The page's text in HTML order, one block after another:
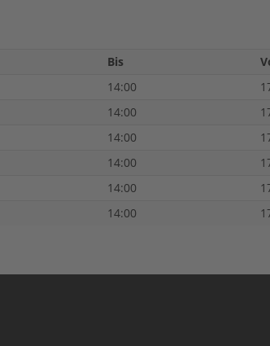
Bis
14:00
14:00
14:00
14:00
14:00
14:00